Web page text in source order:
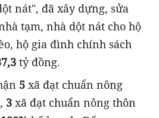
nát", đã xây dựng, sửa
tạm, nhà dột nát cho hộ
hộ gia đình chính sách
tỷ đồng.
5 xã đạt chuẩn nông
3 xã đạt chuẩn nông thôn